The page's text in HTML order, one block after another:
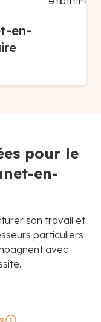
en-
pour le
en-
son travail et
particuliers
avec